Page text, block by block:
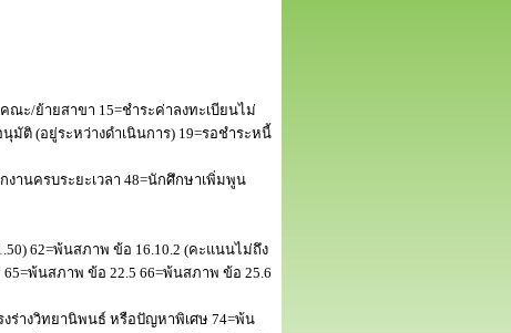
ณะ/ย้ายสาขา 15=ชำระค่าลงทะเบียนไม่
ติ (อยู่ระหว่างดำเนินการ) 19=รอชำระหนี้
งานครบระยะเวลา 48=นักศึกษาเพิ่มพูน
62=พ้นสภาพ ข้อ 16.10.2 (คะแนนไม่ถึง
พ้นสภาพ ข้อ 22.5 66=พ้นสภาพ ข้อ 25.6
งร่างวิทยานิพนธ์ หรือปัญหาพิเศษ 74=พ้น